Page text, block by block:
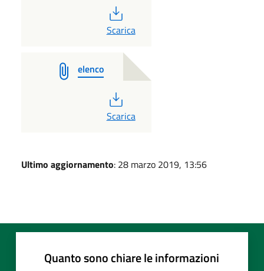
PDF
Scarica
elenco
PDF
Scarica
Ultimo aggiornamento: 28 marzo 2019, 13:56
Quanto sono chiare le informazioni